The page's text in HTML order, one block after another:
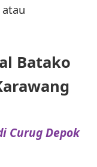
Batako
Curug Depok